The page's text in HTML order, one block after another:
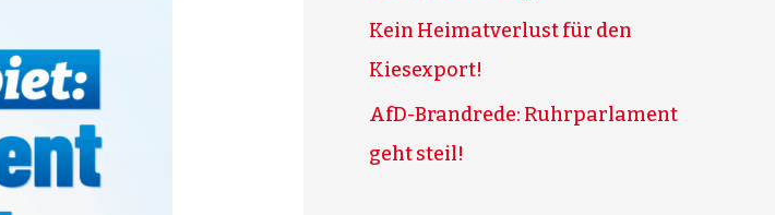
Kein Heimatverlust für den
Kiesexport!
AfD-Brandrede: Ruhrparlament
geht steil!